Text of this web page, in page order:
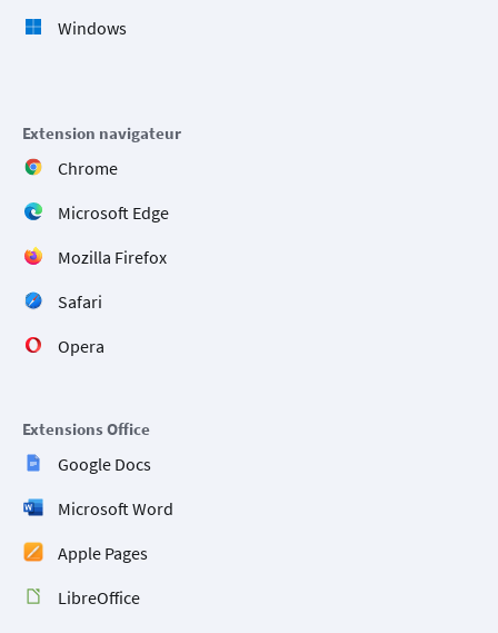
Windows
Extension navigateur
Chrome
Microsoft Edge
Mozilla Firefox
Safari
Opera
Extensions Office
Google Docs
Microsoft Word
Apple Pages
LibreOffice